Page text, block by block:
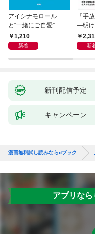
アイシナモロール
と“一緒にご自愛” ～
自分を好きになるため
の56のコツ～
1,210
新着
「手
―明
新
新刊配信予定
キャンペーン
漫画無料試し読みならdブック
アプリなら